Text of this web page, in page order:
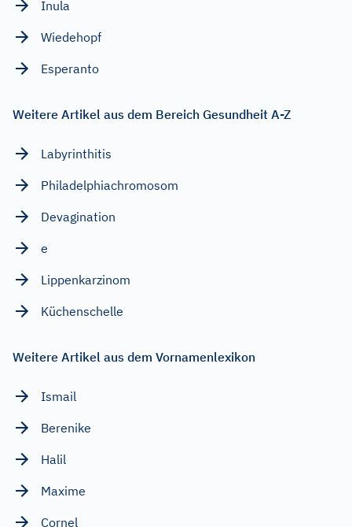
Inula
Wiedehopf
Esperanto
Weitere Artikel aus dem Bereich Gesundheit A-Z
Labyrinthitis
Philadelphiachromosom
Devagination
e
Lippenkarzinom
Küchenschelle
Weitere Artikel aus dem Vornamenlexikon
Ismail
Berenike
Halil
Maxime
Cornel